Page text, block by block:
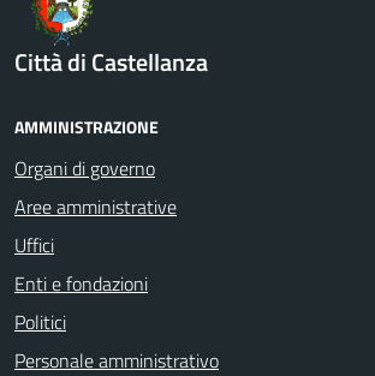
Città di Castellanza
AMMINISTRAZIONE
Organi di governo
Aree amministrative
Uffici
Enti e fondazioni
Politici
Personale amministrativo